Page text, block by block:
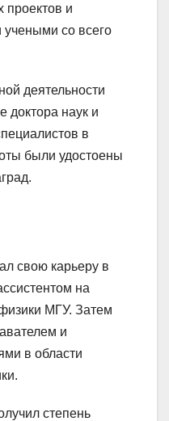
и
со всего
деятельности
доктора наук и
в
были удостоены
свою карьеру в
на
МГУ. Затем
и
в области
степень